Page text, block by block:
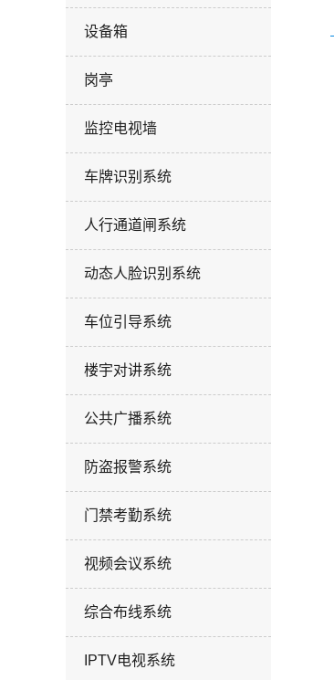
设备箱
岗亭
监控电视墙
车牌识别系统
人行通道闸系统
动态人脸识别系统
车位引导系统
楼宇对讲系统
公共广播系统
防盗报警系统
门禁考勤系统
视频会议系统
综合布线系统
IPTV电视系统